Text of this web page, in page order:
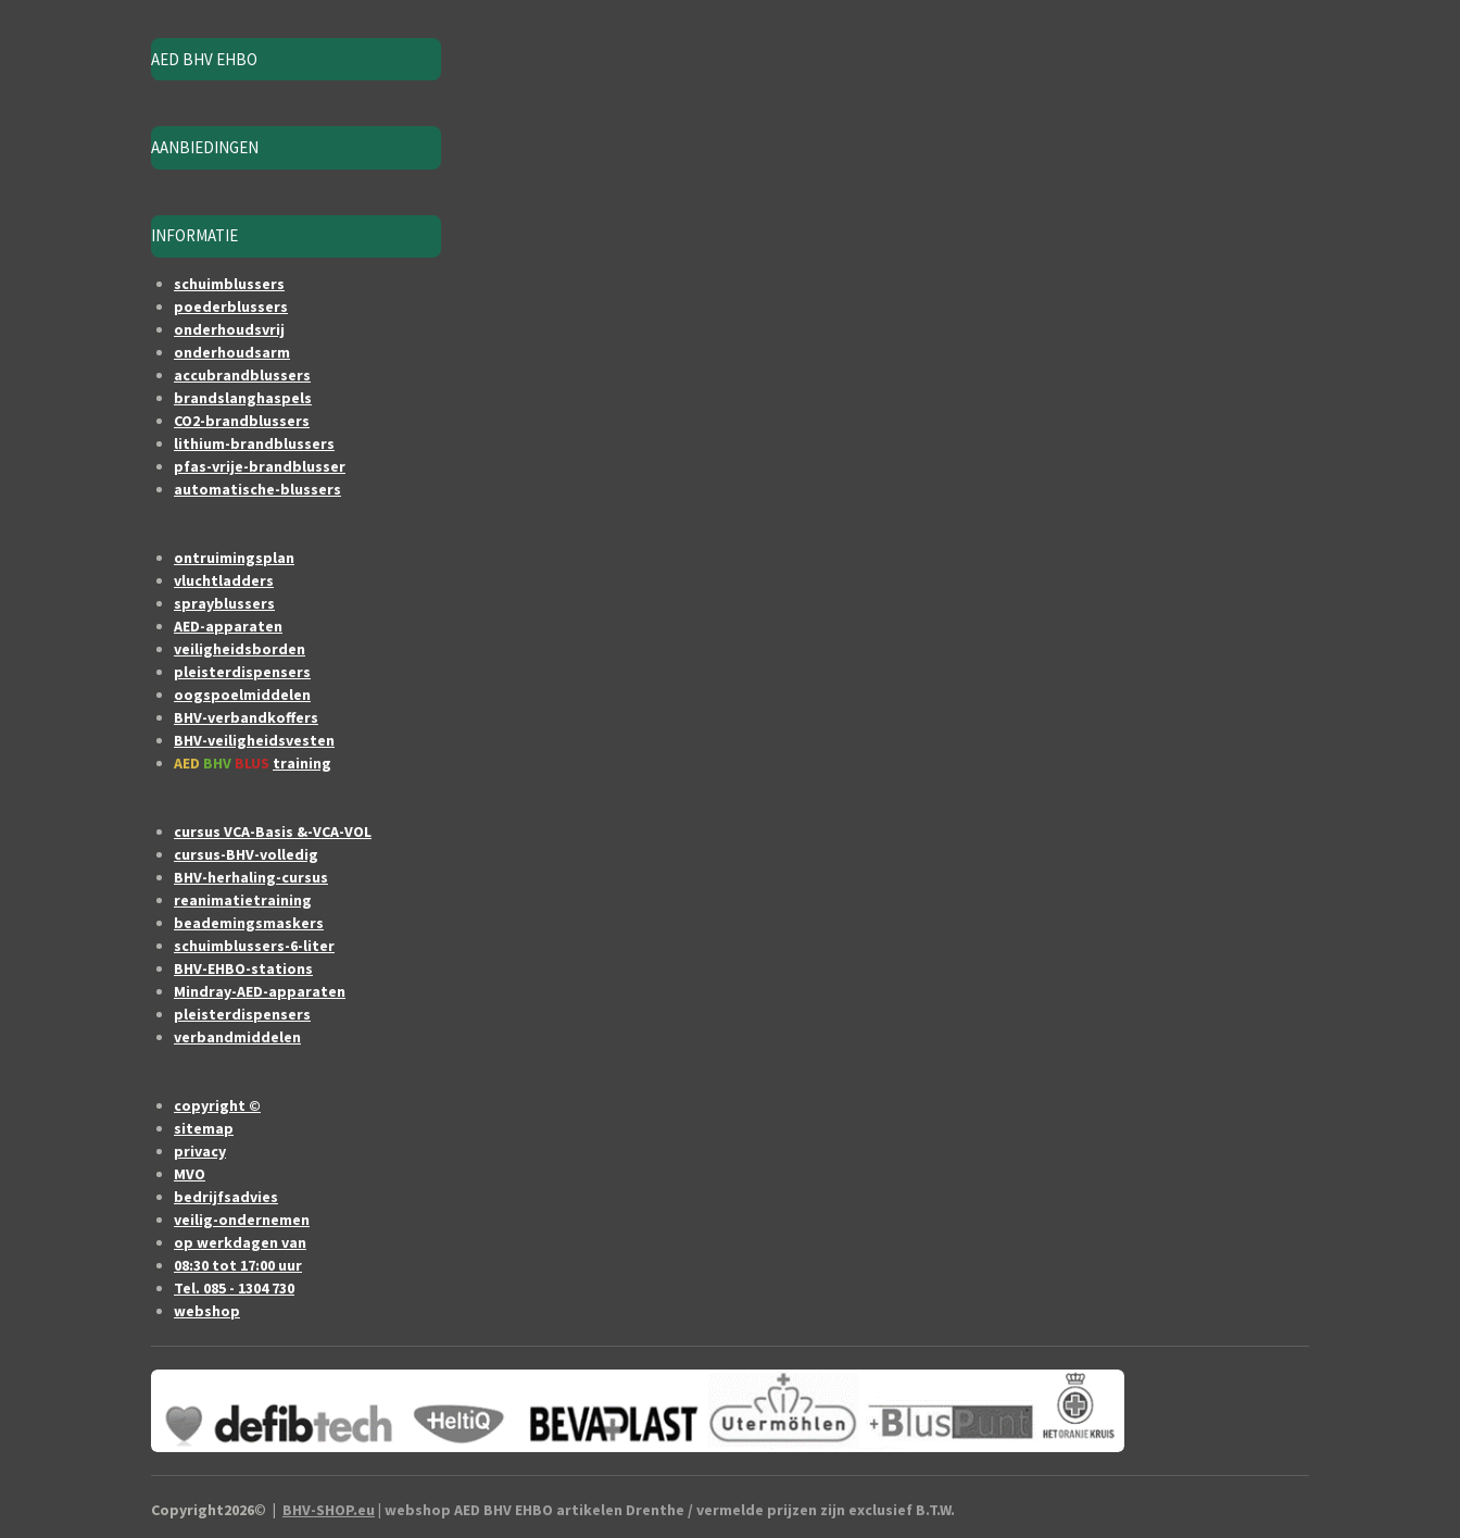
AED BHV EHBO
AANBIEDINGEN
INFORMATIE
schuimblussers
poederblussers
onderhoudsvrij
onderhoudsarm
accubrandblussers
brandslanghaspels
CO2-brandblussers
lithium-brandblussers
pfas-vrije-brandblusser
automatische-blussers
ontruimingsplan
vluchtladders
sprayblussers
AED-apparaten
veiligheidsborden
pleisterdispensers
oogspoelmiddelen
BHV-verbandkoffers
BHV-veiligheidsvesten
AED BHV BLUS training
cursus VCA-Basis &-VCA-VOL
cursus-BHV-volledig
BHV-herhaling-cursus
reanimatietraining
beademingsmaskers
schuimblussers-6-liter
BHV-EHBO-stations
Mindray-AED-apparaten
pleisterdispensers
verbandmiddelen
copyright ©
sitemap
privacy
MVO
bedrijfsadvies
veilig-ondernemen
op werkdagen van
08:30 tot 17:00 uur
Tel. 085 - 1304 730
webshop
Copyright2026© | BHV-SHOP.eu | webshop AED BHV EHBO artikelen Drenthe / vermelde prijzen zijn exclusief B.T.W.